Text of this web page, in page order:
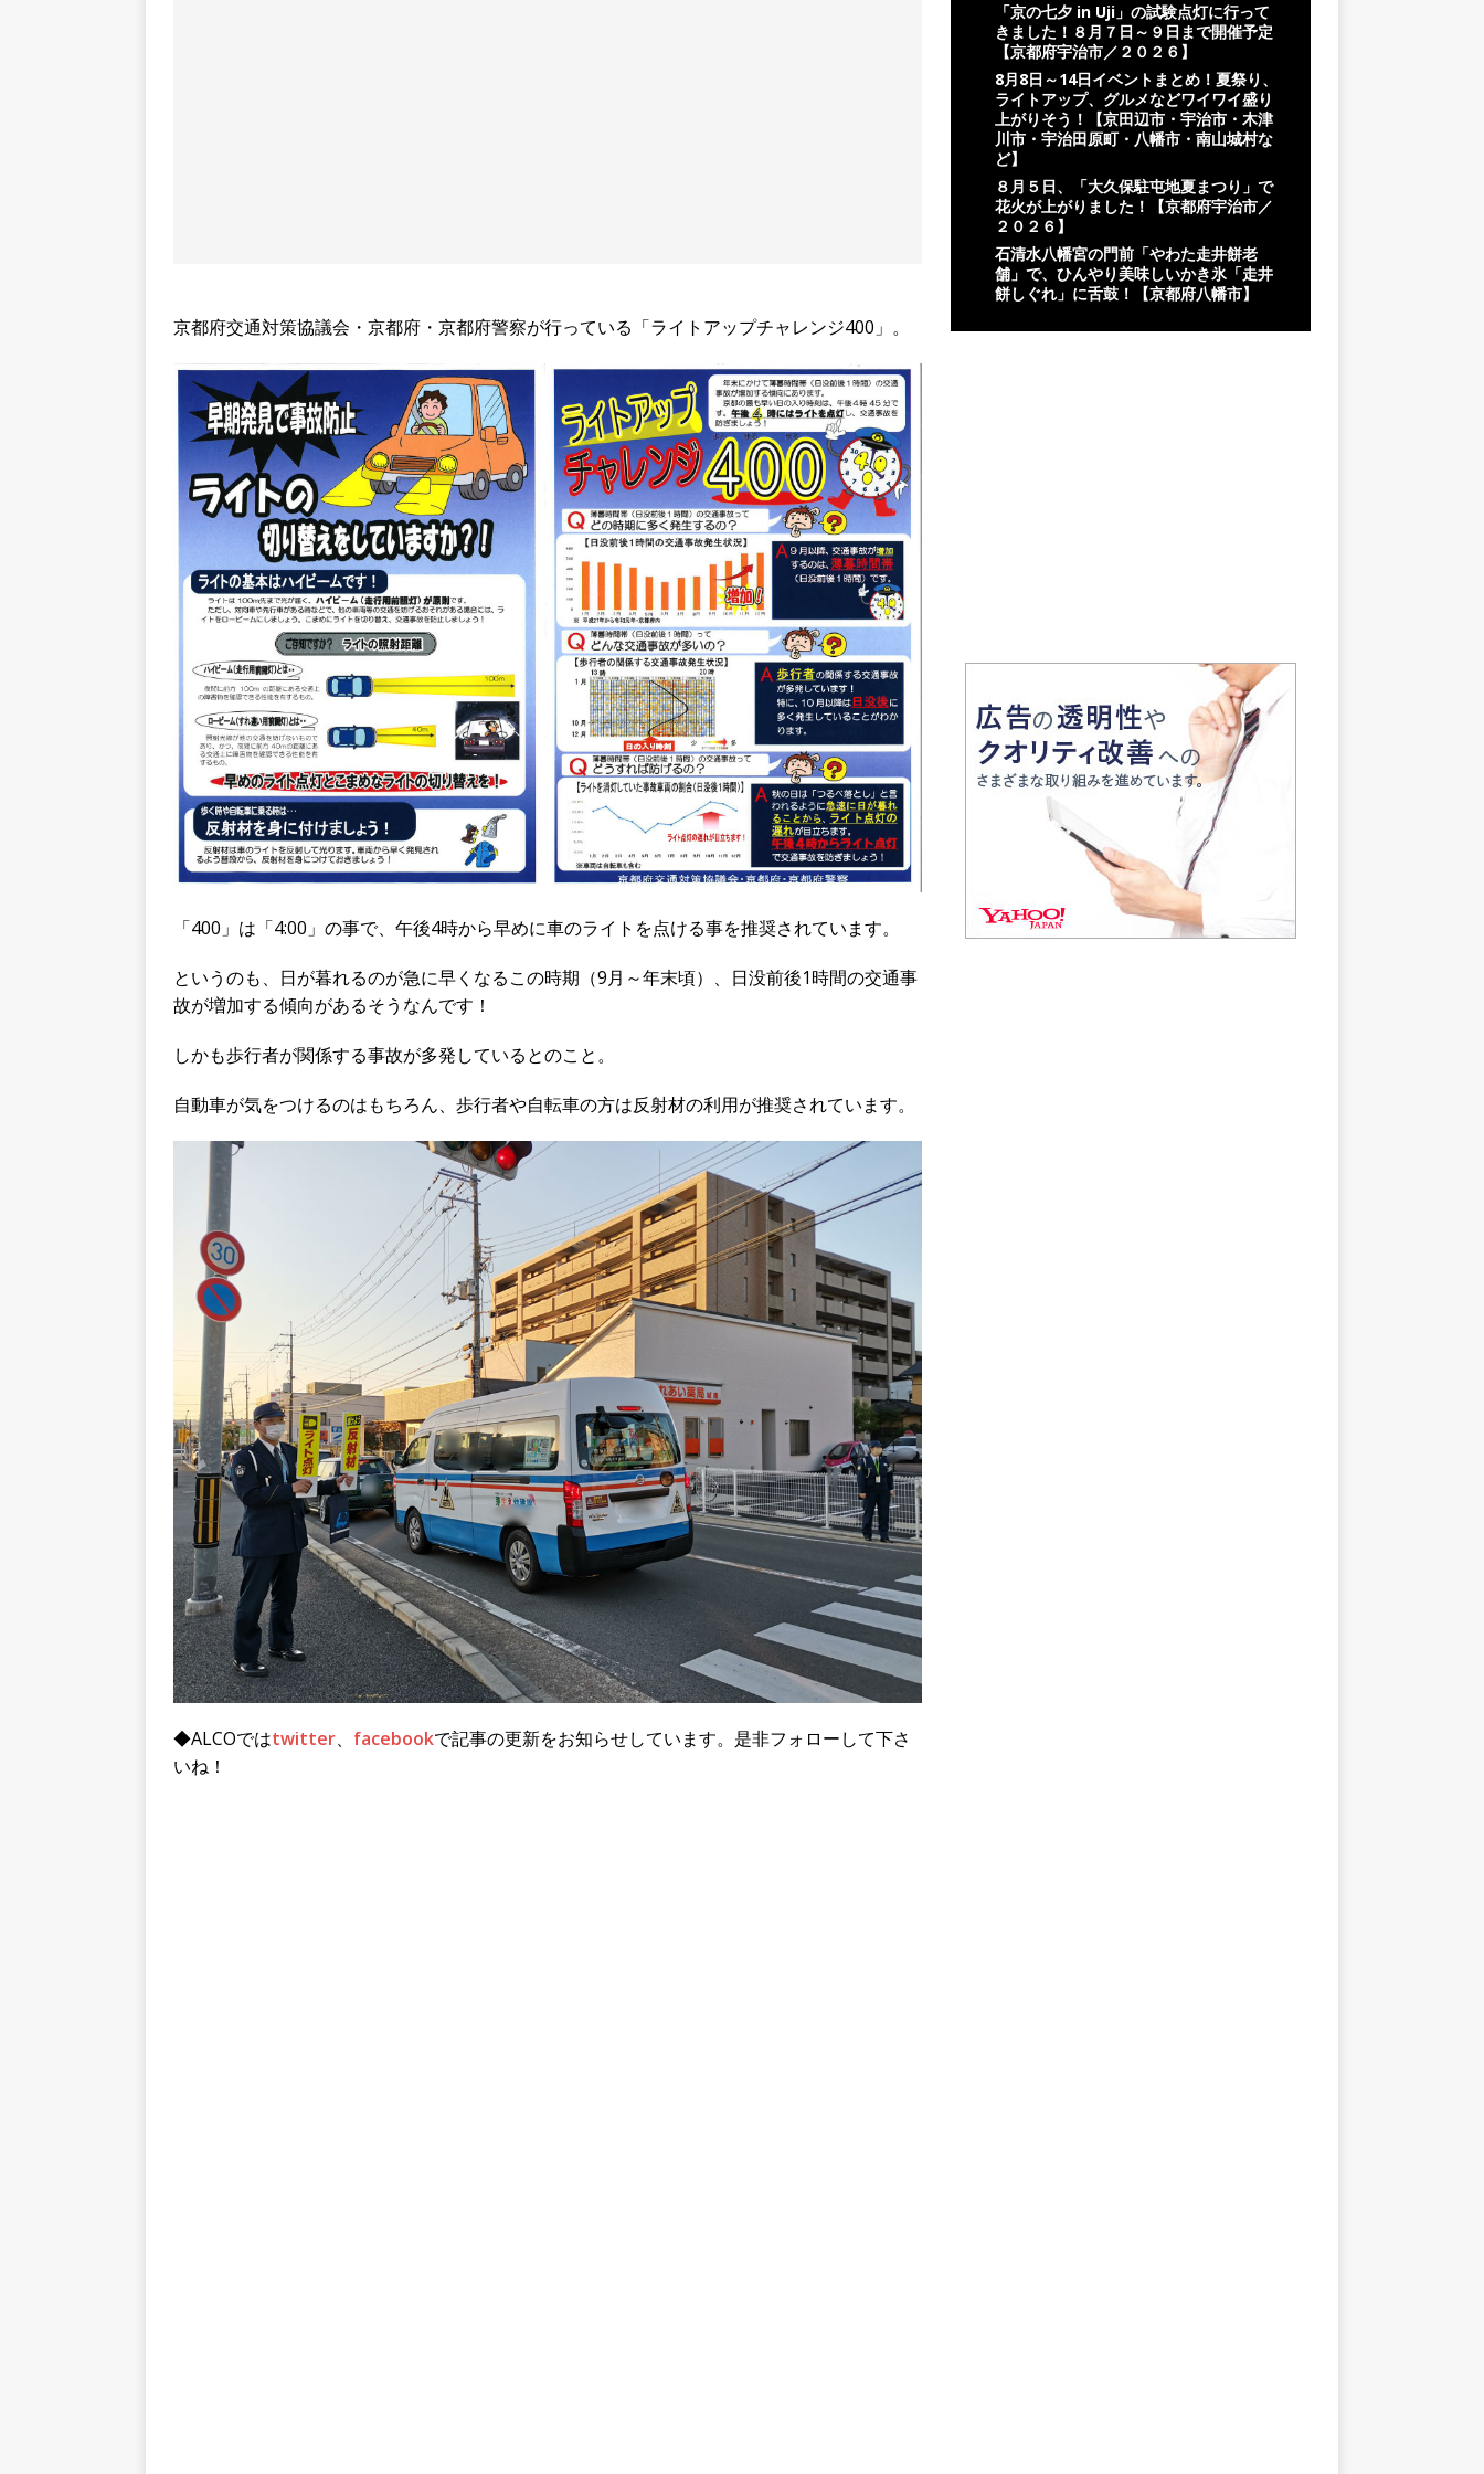
京都府交通対策協議会・京都府・京都府警察が行っている「ライトアップチャレンジ400」。
「400」は「4:00」の事で、午後4時から早めに車のライトを点ける事を推奨されています。
というのも、日が暮れるのが急に早くなるこの時期（9月～年末頃）、日没前後1時間の交通事
故が増加する傾向があるそうなんです！
しかも歩行者が関係する事故が多発しているとのこと。
自動車が気をつけるのはもちろん、歩行者や自転車の方は反射材の利用が推奨されています。
◆ALCOではtwitter、 facebookで記事の更新をお知らせしています。是非フォローして下さ
いね！
「京の七夕 in Uji」の試験点灯に行って
きました！８月７日～９日まで開催予定
【京都府宇治市／２０２６】
8月8日～14日イベントまとめ！夏祭り、
ライトアップ、グルメなどワイワイ盛り
上がりそう！【京田辺市・宇治市・木津
川市・宇治田原町・八幡市・南山城村な
ど】
８月５日、「大久保駐屯地夏まつり」で
花火が上がりました！【京都府宇治市／
２０２６】
石清水八幡宮の門前「やわた走井餅老
舗」で、ひんやり美味しいかき氷「走井
餅しぐれ」に舌鼓！【京都府八幡市】